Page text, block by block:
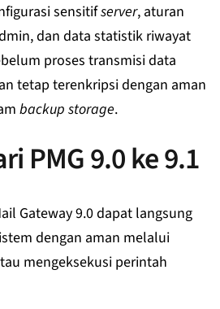
sensitifserver, aturan
dan data statistik riwayat
proses transmisi data
tetap terenkripsi dengan aman
backup storage.
PMG 9.0 ke 9.1
Gateway 9.0 dapat langsung
dengan aman melalui
mengeksekusi perintah